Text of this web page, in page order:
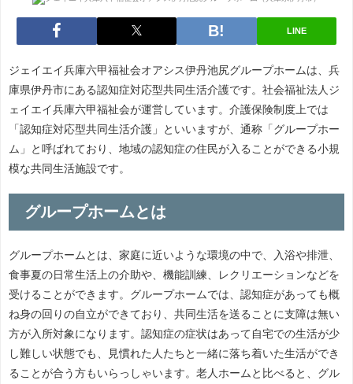
LINE
ジェイエイ兵庫六甲福祉会オアシス伊丹池尻グループホームは、兵
庫県伊丹市にある認知症対応型共同生活介護です。社会福祉法人ジ
ェイエイ兵庫六甲福祉会が運営しています。介護保険制度上では
「認知症対応型共同生活介護」といいますが、通称「グループホー
ム」と呼ばれており、地域の認知症の住民が入ることができる小規
模な共同生活施設です。
グループホームとは
グループホームとは、家庭に近いような環境の中で、入浴や排泄、
食事夏の日常生活上の介助や、機能訓練、レクリエーションなどを
受けることができます。グループホームでは、認知症があっても概
ね身の回りの自立ができており、共同生活を送ることに支障は無い
方が入所対象になります。認知症の症状はあって自宅での生活が少
し難しい状態でも、見慣れた人たちと一緒に落ち着いた生活ができ
ることが合う方もいらっしゃいます。老人ホームと比べると、グル